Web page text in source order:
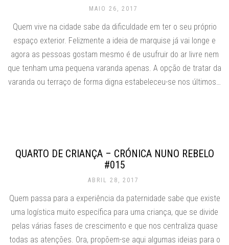
MAIO 26, 2017
Quem vive na cidade sabe da dificuldade em ter o seu próprio
espaço exterior. Felizmente a ideia de marquise já vai longe e
agora as pessoas gostam mesmo é de usufruir do ar livre nem
que tenham uma pequena varanda apenas. A opção de tratar da
varanda ou terraço de forma digna estabeleceu-se nos últimos…
QUARTO DE CRIANÇA – CRÓNICA NUNO REBELO
#015
ABRIL 28, 2017
Quem passa para a experiência da paternidade sabe que existe
uma logística muito específica para uma criança, que se divide
pelas várias fases de crescimento e que nos centraliza quase
todas as atenções. Ora, propõem-se aqui algumas ideias para o